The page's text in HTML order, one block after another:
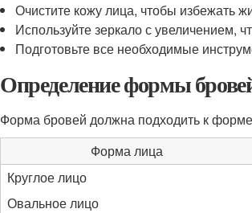
Очистите кожу лица, чтобы избежать
Используйте зеркало с увеличением,
Подготовьте все необходимые
Определение формы
Форма бровей должна подходить к
Форма лица
Круглое лицо
Овальное лицо